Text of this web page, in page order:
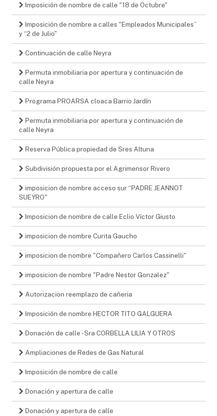
Imposición de nombre de calle "18 de Octubre"
Imposición de nombre a calles "Empleados Municipales”
y “2 de Julio"
Continuación de calle Neyra
Permuta inmobiliaria por apertura y continuación de
calle Neyra
Programa PROARSA cloaca Barrio Jardín
Permuta inmobiliaria por apertura y continuación de
calle Neyra
Reserva Pública propiedad de Sres Altuna
Subdivisión propuesta por el Agrimensor Rivero
imposicion de nombre acceso sur “PADRE JEANNOT
SUEYRO"
Imposicion de nombre de calle Eclio Víctor Giusto
imposicion de nombre Curita Gaucho
imposicion de nombre "Compañero Carlos Cassinelli"
imposicion de nombre "Padre Nestor Gonzalez"
Autorizacion reemplazo de cañeria
Imposición de nombre HECTOR TITO GALGUERA
Donación de calle - Sra CORBELLA LILIA Y OTROS
Ampliaciones de Redes de Gas Natural
Imposición de nombre de calle
Donación y apertura de calle
Donación y apertura de calle